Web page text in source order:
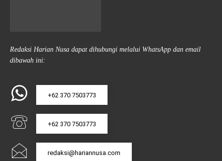
Redaksi Harian Nusa dapat dihubungi melalui WhatsApp dan email
dibawah ini:
+62 370 7503773
+62 370 7503773
redaksi@hariannusa.com